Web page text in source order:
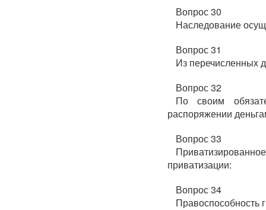
Вопрос 30
Наследование
Вопрос 31
Из перечисленных
Вопрос 32
По своим
распоряжении
Вопрос 33
приватизации:
Вопрос 34
Правоспособность